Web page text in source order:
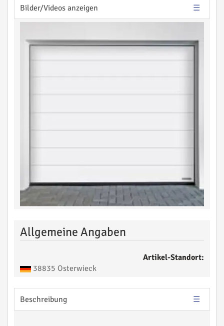
Bilder/Videos anzeigen
Allgemeine Angaben
Artikel-Standort:
38835 Osterwieck
Beschreibung